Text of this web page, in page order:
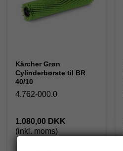
Kärcher Grøn
Cylinderbørste til BR
40/10
4.762-000.0
1.080,00 DKK
(inkl. moms)